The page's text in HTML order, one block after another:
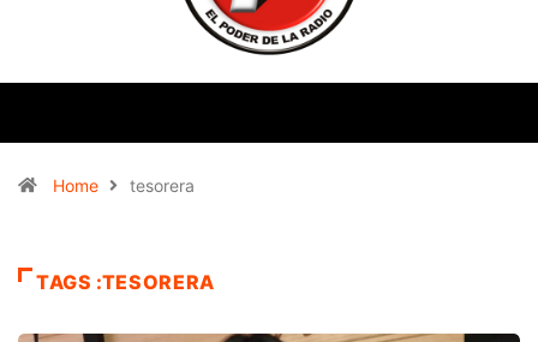
Home tesorera
TAGS :TESORERA